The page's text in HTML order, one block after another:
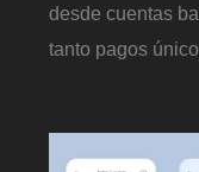
desde cuentas
tanto pagos